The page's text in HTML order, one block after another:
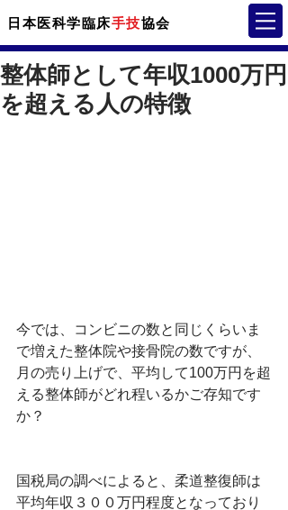
日本医科学臨床手技協会
整体師として年収1000万円
を超える人の特徴
今では、コンビニの数と同じくらいま
で増えた整体院や接骨院の数ですが、
月の売り上げで、平均して100万円を超
える整体師がどれ程いるかご存知です
か？
国税局の調べによると、柔道整復師は
平均年収３００万円程度となっており